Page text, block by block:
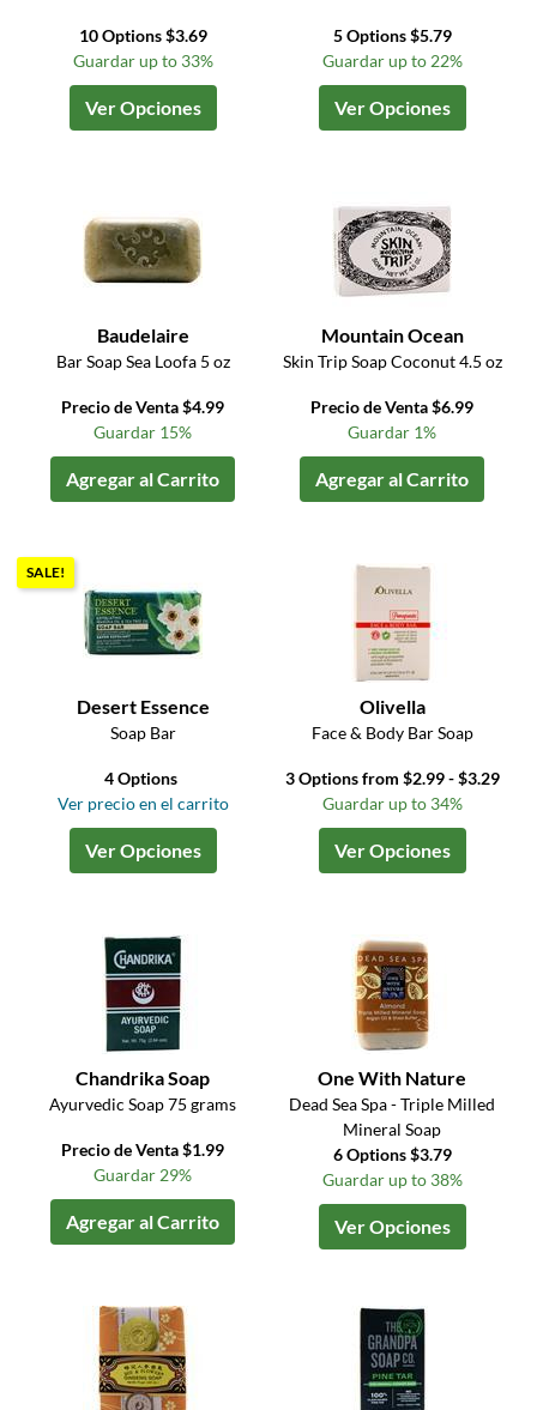
10 Options $3.69
Guardar up to 33%
Ver Opciones
5 Options $5.79
Guardar up to 22%
Ver Opciones
Baudelaire
Bar Soap Sea Loofa 5 oz
Precio de Venta $4.99
Guardar 15%
Agregar al Carrito
Mountain Ocean
Skin Trip Soap Coconut 4.5 oz
Precio de Venta $6.99
Guardar 1%
Agregar al Carrito
SALE!
Desert Essence
Soap Bar
4 Options
Ver precio en el carrito
Ver Opciones
Olivella
Face & Body Bar Soap
3 Options from $2.99 - $3.29
Guardar up to 34%
Ver Opciones
Chandrika Soap
Ayurvedic Soap 75 grams
Precio de Venta $1.99
Guardar 29%
Agregar al Carrito
One With Nature
Dead Sea Spa - Triple Milled
Mineral Soap
6 Options $3.79
Guardar up to 38%
Ver Opciones